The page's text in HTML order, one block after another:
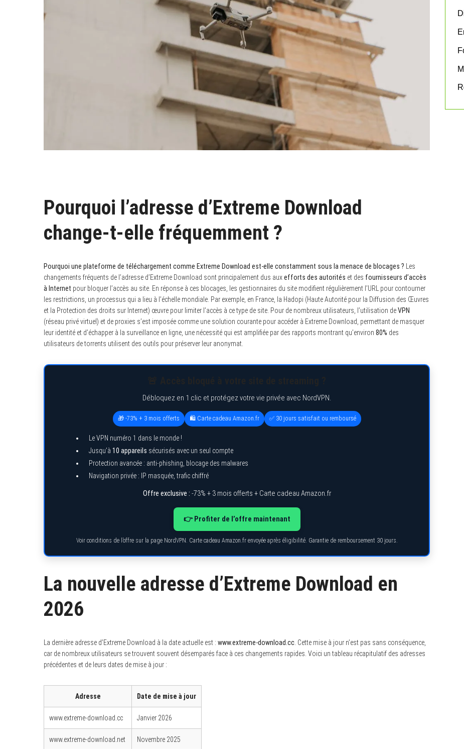
Pourquoi l’adresse d’Extreme Download
change-t-elle fréquemment ?
Pourquoi une plateforme de téléchargement comme Extreme Download est-elle constamment sous la menace de blocages ? Les
changements fréquents de l’adresse d’Extreme Download sont principalement dus auxefforts des autorités et des fournisseurs d’accès
à Internet pour bloquer l’accès au site. En réponse à ces blocages, les gestionnaires du site modifient régulièrement l’URL pour contourner
les restrictions, un processus qui a lieu à l’échelle mondiale. Par exemple, en France, la Hadopi (Haute Autorité pour la Diffusion des Œuvres
et la Protection des droits sur Internet) œuvre pour limiter l’accès à ce type de site. Pour de nombreux utilisateurs, l’utilisation deVPN
(réseau privé virtuel) et de proxies s’est imposée comme une solution courante pour accéder à Extreme Download, permettant de masquer
leur identité et d’échapper à la surveillance en ligne, une nécessité qui est amplifiée par des rapports montrant qu’environ 80% des
utilisateurs de torrents utilisent des outils pour préserver leur anonymat.
Débloquez en 1 clic et protégez votre vie privée avec NordVPN.
🎁 -73% + 3 mois offerts 🛍️ Carte cadeau Amazon.fr ✅ 30 jours satisfait ou remboursé
Le VPN numéro 1 dans le monde !
Jusqu’à 10 appareils sécurisés avec un seul compte
Protection avancée : anti-phishing, blocage des malwares
Navigation privée : IP masquée, trafic chiffré
Offre exclusive : -73% + 3 mois offerts + Carte cadeau Amazon.fr
👉 Profiter de l’offre maintenant
Voir conditions de l’offre sur la page NordVPN. Carte cadeau Amazon.fr envoyée après éligibilité. Garantie de remboursement 30 jours.
La nouvelle adresse d’Extreme Download en
2026
La dernière adresse d’Extreme Download à la date actuelle est : www.extreme-download.cc . Cette mise à jour n’est pas sans conséquence,
car de nombreux utilisateurs se trouvent souvent désemparés face à ces changements rapides. Voici un tableau récapitulatif des adresses
précédentes et de leurs dates de mise à jour :
Adresse Date de mise à jour
www.extreme-download.cc Janvier 2026
www.extreme-download.net Novembre 2025
h
f
r